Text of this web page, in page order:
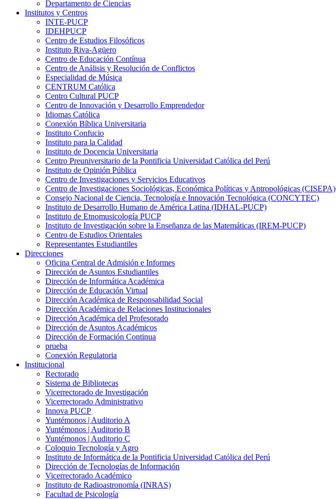
Departamento de Ciencias
Institutos y Centros
INTE-PUCP
IDEHPUCP
Centro de Estudios Filosóficos
Instituto Riva-Agüero
Centro de Educación Contínua
Centro de Análisis y Resolución de Conflictos
Especialidad de Música
CENTRUM Católica
Centro Cultural PUCP
Centro de Innovación y Desarrollo Emprendedor
Idiomas Católica
Conexión Bíblica Universitaria
Instituto Confucio
Instituto para la Calidad
Instituto de Docencia Universitaria
Centro Preuniversitario de la Pontificia Universidad Católica del Perú
Instituto de Opinión Pública
Centro de Investigaciones y Servicios Educativos
Centro de Investigaciones Sociológicas, Económica Políticas y Antropológicas (CISEPA)
Consejo Nacional de Ciencia, Tecnología e Innovación Tecnológica (CONCYTEC)
Instituto de Desarrollo Humano de América Latina (IDHAL-PUCP)
Instituto de Etnomusicología PUCP
Instituto de Investigación sobre la Enseñanza de las Matemáticas (IREM-PUCP)
Centro de Estudios Orientales
Representantes Estudiantiles
Direcciones
Oficina Central de Admisión e Informes
Dirección de Asuntos Estudiantiles
Dirección de Informática Académica
Dirección de Educación Virtual
Dirección Académica de Responsabilidad Social
Dirección Académica de Relaciones Institucionales
Dirección Académica del Profesorado
Dirección de Asuntos Académicos
Dirección de Formación Continua
prueba
Conexión Regulatoria
Institucional
Rectorado
Sistema de Bibliotecas
Vicerrectorado de Investigación
Vicerrectorado Administrativo
Innova PUCP
Yuntémonos | Auditorio A
Yuntémonos | Auditorio B
Yuntémonos | Auditorio C
Coloquio Tecnología y Agro
Instituto de Informática de la Pontificia Universidad Católica del Perú
Dirección de Tecnologías de Información
Vicerrectorado Académico
Instituto de Radioastronomía (INRAS)
Facultad de Psicología